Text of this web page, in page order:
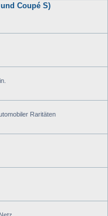
Coupé S)
Raritäten